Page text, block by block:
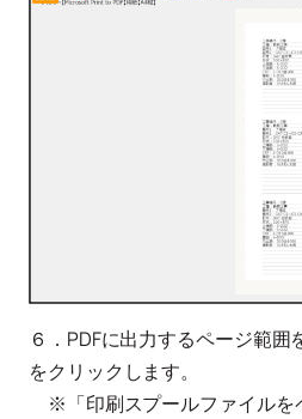
６．PDFに出力するページ範囲
をクリックします。
※「印刷スプールファイルを